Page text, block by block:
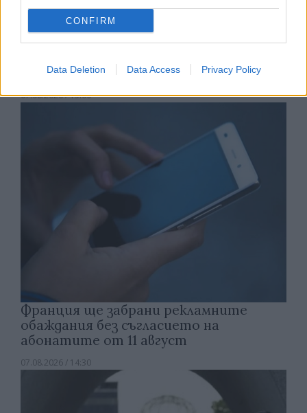
CONFIRM
Data Deletion Data Access Privacy Policy
открития космос
07.08.2026 / 15:00
Франция ще забрани рекламните
обаждания без съгласието на
абонатите от 11 август
07.08.2026 / 14:30